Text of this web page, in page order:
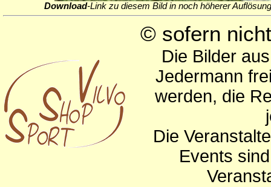
Download-Link zu diesem Bild in noch höherer
© sofern
Die Bilder
Jedermann
werden, die
Die
Events